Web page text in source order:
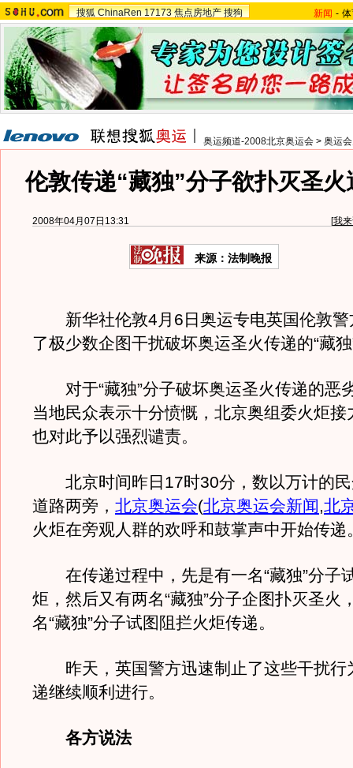
搜狐 ChinaRen 17173 焦点房地产 搜狗 新闻 -
奥运频道-2008北京奥运会 > 奥运
伦敦传递“藏独”分子欲扑灭圣
2008年04月07日13:31 [我
来源：法制晚报
新华社伦敦4月6日奥运专电英国伦敦警
了极少数企图干扰破坏奥运圣火传递的“藏
对于“藏独”分子破坏奥运圣火传递的恶
当地民众表示十分愤慨，北京奥组委火炬接
也对此予以强烈谴责。
北京时间昨日17时30分，数以万计的民
道路两旁， 北京奥运会(北京奥运会新闻,北
火炬在旁观人群的欢呼和鼓掌声中开始传递
在传递过程中，先是有一名“藏独”分子
炬，然后又有两名“藏独”分子企图扑灭圣火
名“藏独”分子试图阻拦火炬传递。
昨天，英国警方迅速制止了这些干扰行
递继续顺利进行。
各方说法